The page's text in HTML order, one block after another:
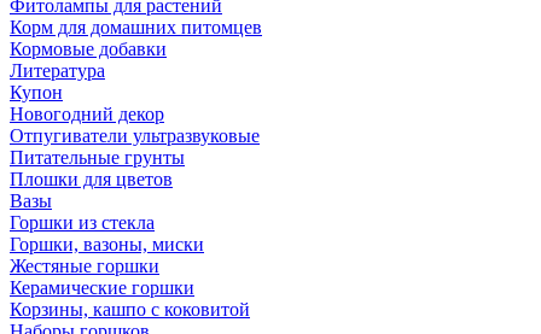
Фитолампы для растений
Корм для домашних питомцев
Кормовые добавки
Литература
Купон
Новогодний декор
Отпугиватели ультразвуковые
Питательные грунты
Плошки для цветов
Вазы
Горшки из стекла
Горшки, вазоны, миски
Жестяные горшки
Керамические горшки
Корзины, кашпо с коковитой